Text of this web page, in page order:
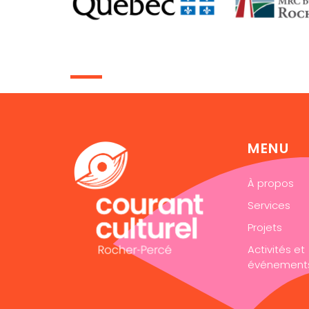
MENU
À propos
Services
Projets
Activités et